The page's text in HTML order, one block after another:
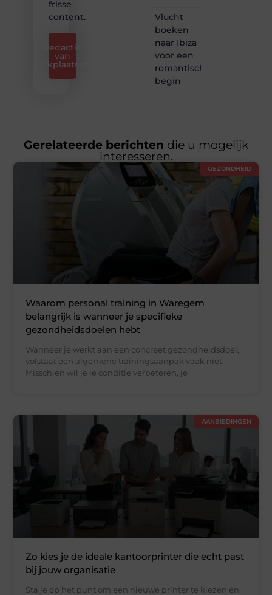
frisse
content.
Redactie
van
Linkplaatsen
Vlucht
boeken
naar Ibiza
voor een
romantisch
begin
Gerelateerde berichten die u mogelijk
interesseren.
GEZONDHEID
Waarom personal training in Waregem
belangrijk is wanneer je specifieke
gezondheidsdoelen hebt
Wanneer je werkt aan een concreet gezondheidsdoel,
volstaat een algemene trainingsaanpak vaak niet.
Misschien wil je je conditie verbeteren, je
AANBIEDINGEN
Zo kies je de ideale kantoorprinter die echt past
bij jouw organisatie
Sta je op het punt om een nieuwe printer te kiezen en